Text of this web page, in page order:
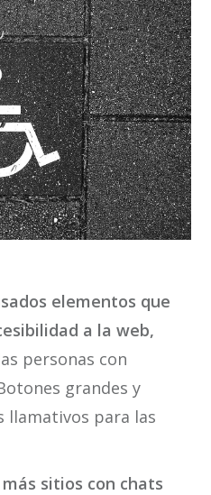
elementos que
a la web,
personas con
grandes y
llamativos para las
sitios con chats